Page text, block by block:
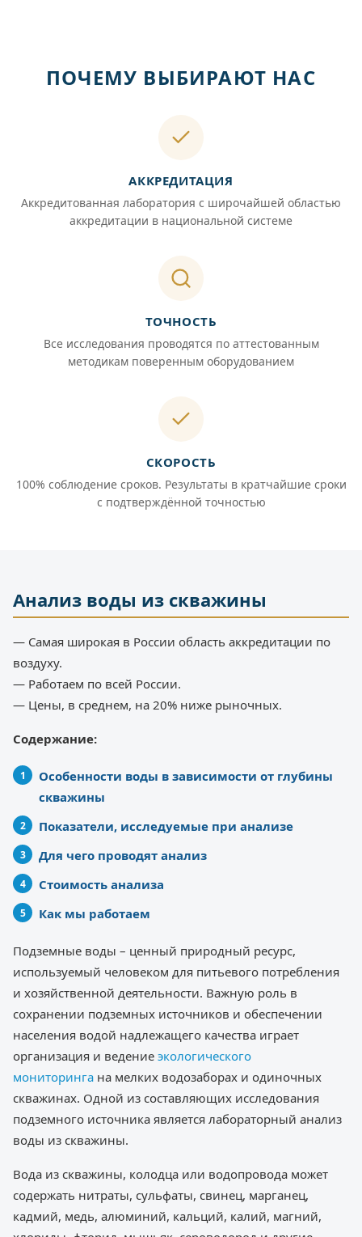
ПОЧЕМУ ВЫБИРАЮТ НАС
АККРЕДИТАЦИЯ
Аккредитованная лаборатория с широчайшей областью
аккредитации в национальной системе
ТОЧНОСТЬ
Все исследования проводятся по аттестованным
методикам поверенным оборудованием
СКОРОСТЬ
100% соблюдение сроков. Результаты в кратчайшие сроки
с подтверждённой точностью
Анализ воды из скважины
— Самая широкая в России область аккредитации по
воздуху.
— Работаем по всей России.
— Цены, в среднем, на 20% ниже рыночных.
Содержание:
Особенности воды в зависимости от глубины
скважины
Показатели, исследуемые при анализе
Для чего проводят анализ
Стоимость анализа
Как мы работаем
Подземные воды – ценный природный ресурс,
используемый человеком для питьевого потребления
и хозяйственной деятельности. Важную роль в
сохранении подземных источников и обеспечении
населения водой надлежащего качества играет
организация и ведение экологического
мониторинга на мелких водозаборах и одиночных
скважинах. Одной из составляющих исследования
подземного источника является лабораторный анализ
воды из скважины.
Вода из скважины, колодца или водопровода может
содержать нитраты, сульфаты, свинец, марганец,
кадмий, медь, алюминий, кальций, калий, магний,